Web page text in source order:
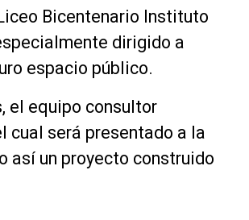
Bicentenario Instituto
dirigido a
espacio público.
el equipo consultor
cual será presentado a la
así un proyecto construido